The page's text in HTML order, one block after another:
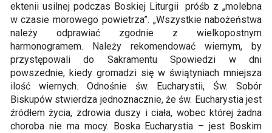
ektenii usilnej podczas Boskiej Liturgii próśb z „molebna
w czasie morowego powietrza”. „Wszystkie nabożeństwa
należy odprawiać zgodnie z wielkopostnym
harmonogramem. Należy rekomendować wiernym, by
przystępowali do Sakramentu Spowiedzi w dni
powszednie, kiedy gromadzi się w świątyniach mniejsza
ilość wiernych. Odnośnie św. Eucharystii, Św. Sobór
Biskupów stwierdza jednoznacznie, że św. Eucharystia jest
źródłem życia, zdrowia duszy i ciała, wobec której żadna
choroba nie ma mocy. Boska Eucharystia – jest Boskim